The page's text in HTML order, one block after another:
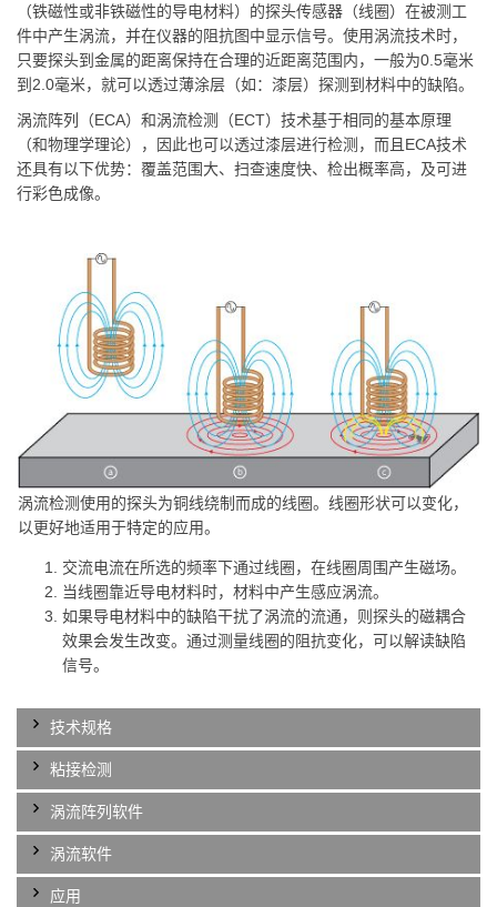
（铁磁性或非铁磁性的导电材料）的探头传感器（线圈）在被测工
件中产生涡流，并在仪器的阻抗图中显示信号。使用涡流技术时，
只要探头到金属的距离保持在合理的近距离范围内，一般为0.5毫米
到2.0毫米，就可以透过薄涂层（如：漆层）探测到材料中的缺陷。
涡流阵列（ECA）和涡流检测（ECT）技术基于相同的基本原理
（和物理学理论），因此也可以透过漆层进行检测，而且ECA技术
还具有以下优势：覆盖范围大、扫查速度快、检出概率高，及可进
行彩色成像。
涡流检测使用的探头为铜线绕制而成的线圈。线圈形状可以变化，
以更好地适用于特定的应用。
交流电流在所选的频率下通过线圈，在线圈周围产生磁场。
当线圈靠近导电材料时，材料中产生感应涡流。
如果导电材料中的缺陷干扰了涡流的流通，则探头的磁耦合
效果会发生改变。通过测量线圈的阻抗变化，可以解读缺陷
信号。
技术规格
粘接检测
涡流阵列软件
涡流软件
应用